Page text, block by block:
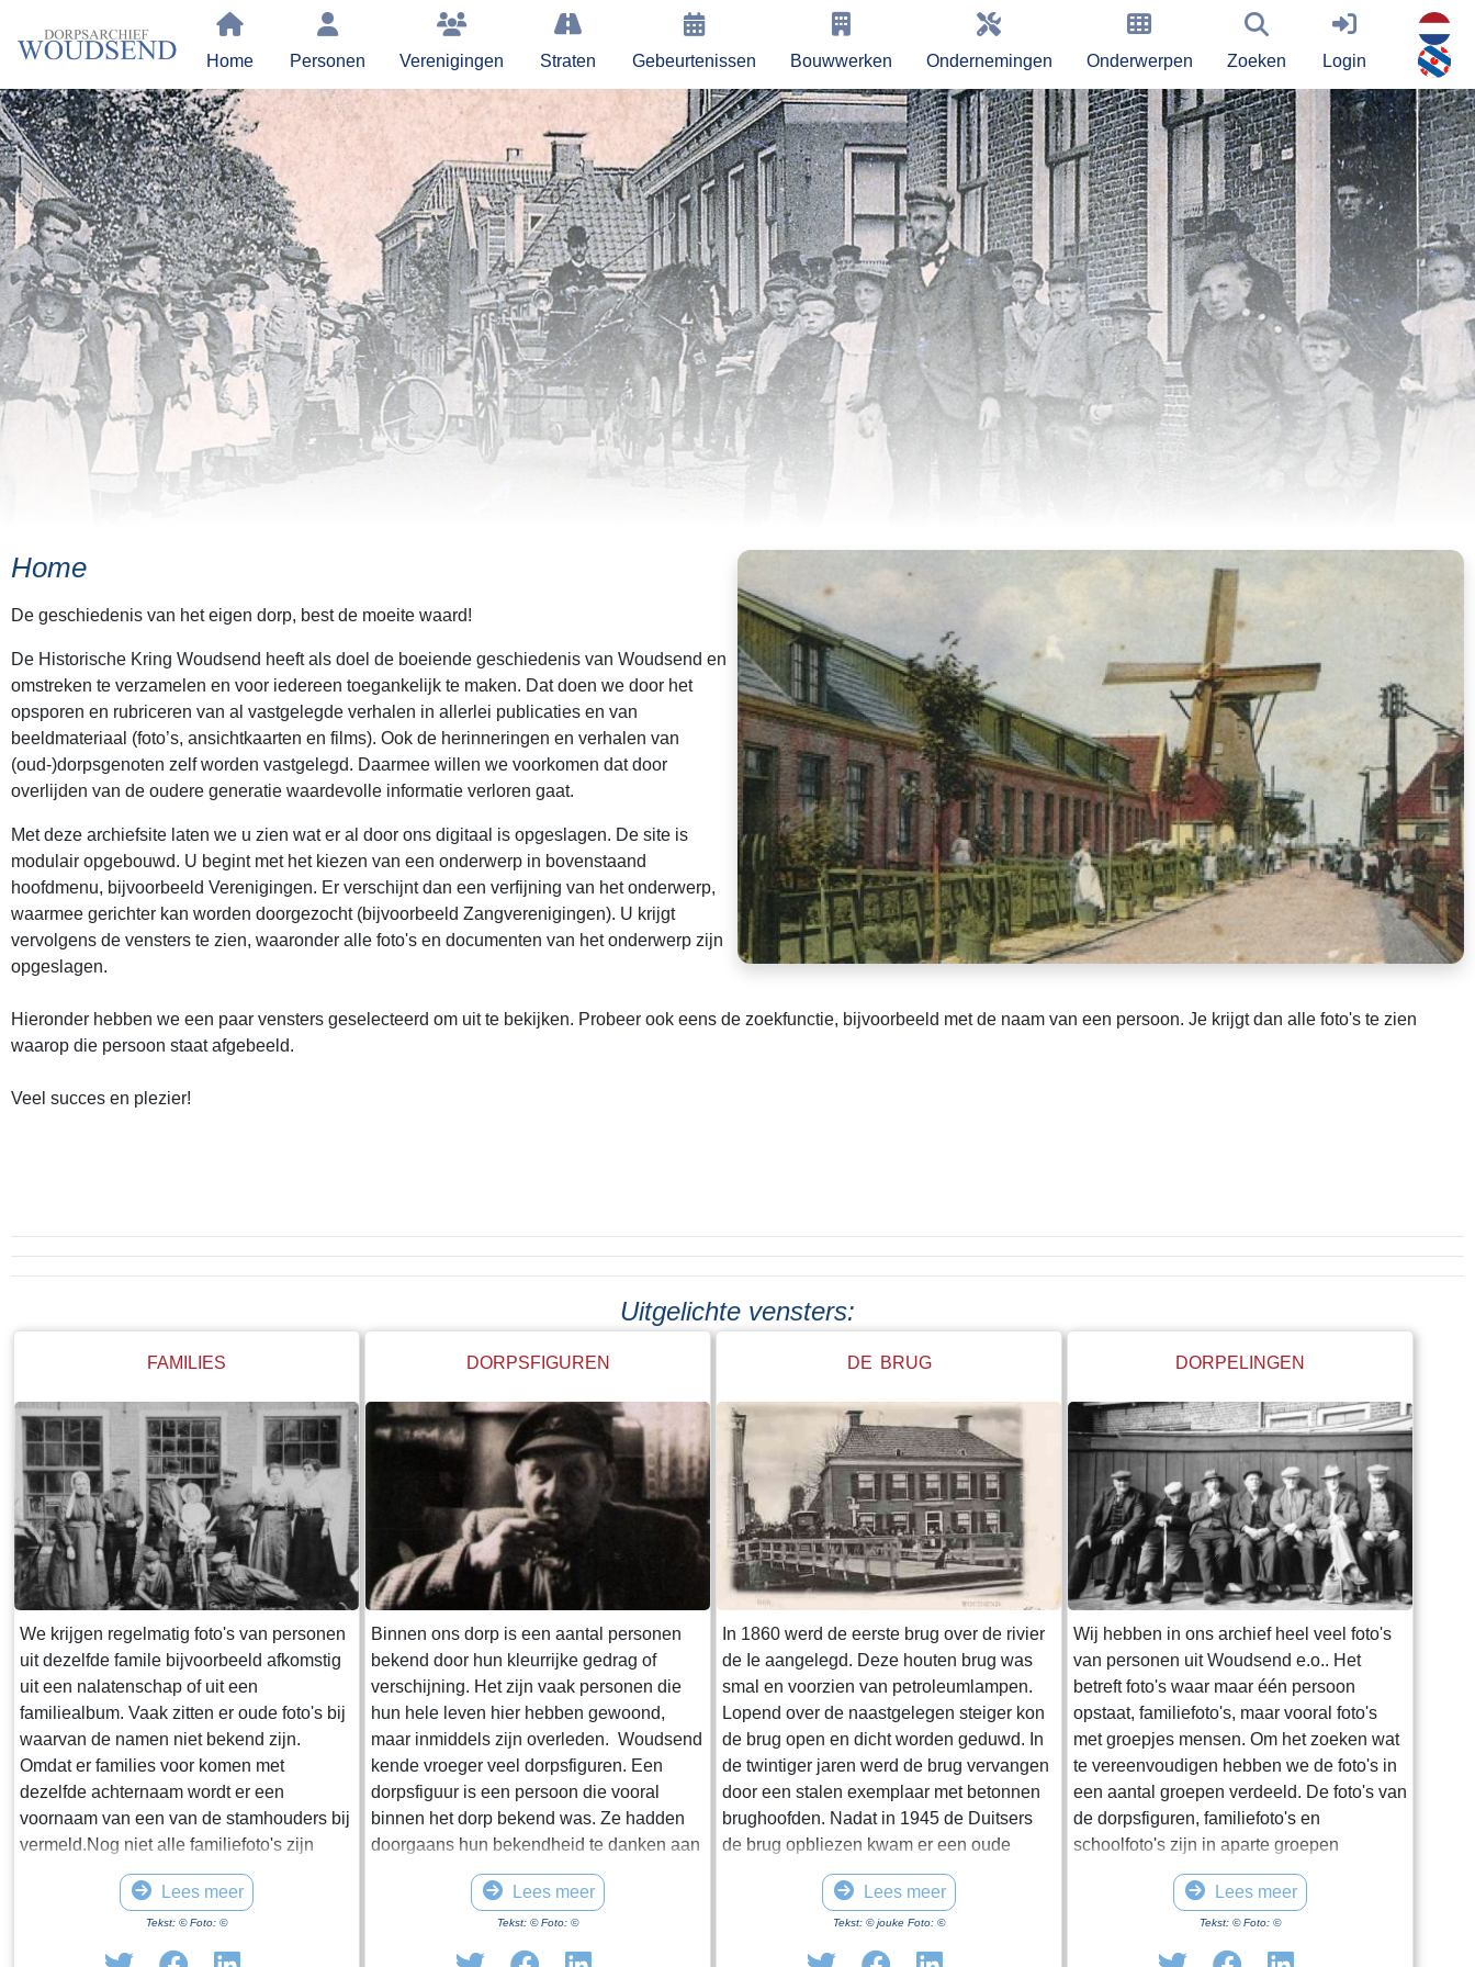
Home Personen Verenigingen Straten Gebeurtenissen Bouwwerken Ondernemingen Onderwerpen Zoeken Login
Home
De geschiedenis van het eigen dorp, best de moeite waard!
De Historische Kring Woudsend heeft als doel de boeiende geschiedenis van Woudsend en
omstreken te verzamelen en voor iedereen toegankelijk te maken. Dat doen we door het
opsporen en rubriceren van al vastgelegde verhalen in allerlei publicaties en van
beeldmateriaal (foto’s, ansichtkaarten en films). Ook de herinneringen en verhalen van
(oud-)dorpsgenoten zelf worden vastgelegd. Daarmee willen we voorkomen dat door
overlijden van de oudere generatie waardevolle informatie verloren gaat.
Met deze archiefsite laten we u zien wat er al door ons digitaal is opgeslagen. De site is
modulair opgebouwd. U begint met het kiezen van een onderwerp in bovenstaand
hoofdmenu, bijvoorbeeld Verenigingen. Er verschijnt dan een verfijning van het onderwerp,
waarmee gerichter kan worden doorgezocht (bijvoorbeeld Zangverenigingen). U krijgt
vervolgens de vensters te zien, waaronder alle foto's en documenten van het onderwerp zijn
opgeslagen.
Hieronder hebben we een paar vensters geselecteerd om uit te bekijken. Probeer ook eens de zoekfunctie, bijvoorbeeld met de naam van een persoon. Je krijgt dan alle foto's te zien
waarop die persoon staat afgebeeld.
Veel succes en plezier!
Uitgelichte vensters:
FAMILIES
We krijgen regelmatig foto's van personen
uit dezelfde famile bijvoorbeeld afkomstig
uit een nalatenschap of uit een
familiealbum. Vaak zitten er oude foto's bij
waarvan de namen niet bekend zijn.
Omdat er families voor komen met
dezelfde achternaam wordt er een
voornaam van een van de stamhouders bij
vermeld.Nog niet alle familiefoto's zijn
gerebruceerd per juiste familie. Daarom
hebben we nog een venster "Diverse
families". Bijgaande foto is van familie
Westerhof.
Lees meer
Tekst: © Foto: ©
DORPSFIGUREN
Binnen ons dorp is een aantal personen
bekend door hun kleurrijke gedrag of
verschijning. Het zijn vaak personen die
hun hele leven hier hebben gewoond,
maar inmiddels zijn overleden. Woudsend
kende vroeger veel dorpsfiguren. Een
dorpsfiguur is een persoon die vooral
binnen het dorp bekend was. Ze hadden
doorgaans hun bekendheid te danken aan
hun kleurrijke gedrag of verschijning en in
mindere mate aan hun daden. Vaak waren
het al wat oudere personen die hun hele
leven in het dorp woonden. Ze kregen ook
Lees meer
Tekst: © Foto: ©
DE BRUG
In 1860 werd de eerste brug over de rivier
de Ie aangelegd. Deze houten brug was
smal en voorzien van petroleumlampen.
Lopend over de naastgelegen steiger kon
de brug open en dicht worden geduwd. In
de twintiger jaren werd de brug vervangen
door een stalen exemplaar met betonnen
brughoofden. Nadat in 1945 de Duitsers
de brug opbliezen kwam er een oude
trambrug voor in de plaats. Met een kruk
kon die worden opengedraaid. In 1975
werd de huidige Hellingbrug met
elektrische bediening aangelegd. Tot de
Lees meer
Tekst: © jouke Foto: ©
DORPELINGEN
Wij hebben in ons archief heel veel foto's
van personen uit Woudsend e.o.. Het
betreft foto's waar maar één persoon
opstaat, familiefoto's, maar vooral foto's
met groepjes mensen. Om het zoeken wat
te vereenvoudigen hebben we de foto's in
een aantal groepen verdeeld. De foto's van
de dorpsfiguren, familiefoto's en
schoolfoto's zijn in aparte groepen
ondergebracht. In deze groep Dorpelingen
zijn de overige foto's opgenomen,
waaronder twee speciale groepen,
namelijk de lotelingen en de foto's van
Lees meer
Tekst: © Foto: ©